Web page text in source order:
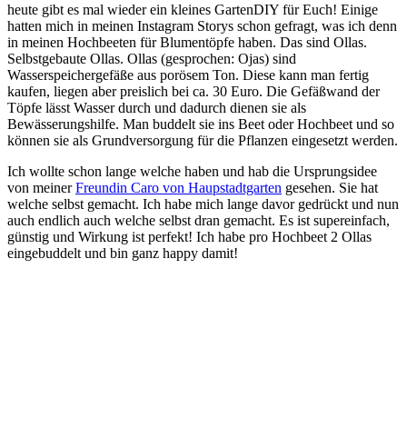
heute gibt es mal wieder ein kleines GartenDIY für Euch! Einige
hatten mich in meinen Instagram Storys schon gefragt, was ich denn
in meinen Hochbeeten für Blumentöpfe haben. Das sind Ollas.
Selbstgebaute Ollas. Ollas (gesprochen: Ojas) sind
Wasserspeichergefäße aus porösem Ton. Diese kann man fertig
kaufen, liegen aber preislich bei ca. 30 Euro. Die Gefäßwand der
Töpfe lässt Wasser durch und dadurch dienen sie als
Bewässerungshilfe. Man buddelt sie ins Beet oder Hochbeet und so
können sie als Grundversorgung für die Pflanzen eingesetzt werden.
Ich wollte schon lange welche haben und hab die Ursprungsidee
von meinerFreundin Caro von Haupstadtgarten gesehen. Sie hat
welche selbst gemacht. Ich habe mich lange davor gedrückt und nun
auch endlich auch welche selbst dran gemacht. Es ist supereinfach,
günstig und Wirkung ist perfekt! Ich habe pro Hochbeet 2 Ollas
eingebuddelt und bin ganz happy damit!